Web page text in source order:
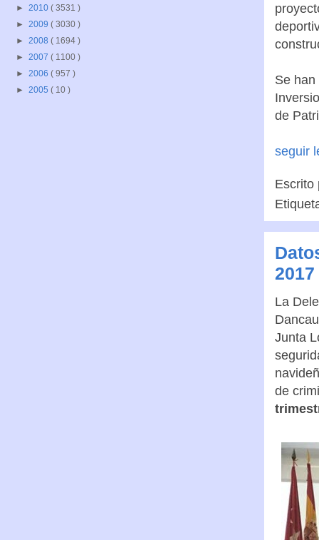
Se
de
seguir
2017
La
Junta
de
► 2010 ( 3531 )
► 2009 ( 3030 )
► 2008 ( 1694 )
► 2007 ( 1100 )
► 2006 ( 957 )
► 2005 ( 10 )